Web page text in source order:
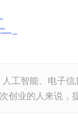
工智能、电子信
创业的人来说，